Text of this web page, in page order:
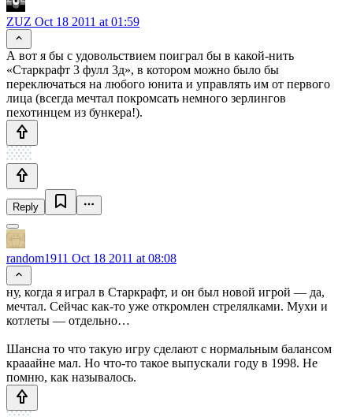
ZUZ Oct 18 2011 at 01:59
А вот я бы с удовольствием поиграл бы в какой-нить
«Старкрафт 3 фулл 3д», в котором можно было бы
переключаться на любого юнита и управлять им от первого
лица (всегда мечтал покромсать немного зерлингов
пехотинцем из бункера!).
Reply
random1911 Oct 18 2011 at 08:08
ну, когда я играл в Старкрафт, и он был новой игрой — да,
мечтал. Сейчас как-то уже откромлен стрелялками. Мухи и
котлеты — отдельно…
Шансна то что такую игру сделают с нормальным балансом
крааайне мал. Но что-то такое выпускали году в 1998. Не
помню, как называлось.